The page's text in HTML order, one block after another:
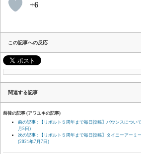
+6
この記事への反応
関連する記事
前後の記事 (アワユキの記事)
前の記事 : 【リボルト５周年まで毎日投稿】バウンスについ
月5日)
次の記事 : 【リボルト５周年まで毎日投稿】タイニーアーミ
(2021年7月7日)